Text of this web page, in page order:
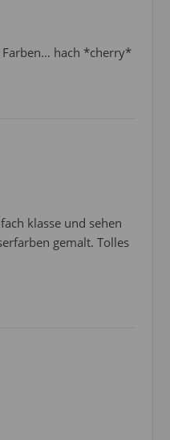
Farben… hach *cherry*
klasse und sehen
gemalt. Tolles